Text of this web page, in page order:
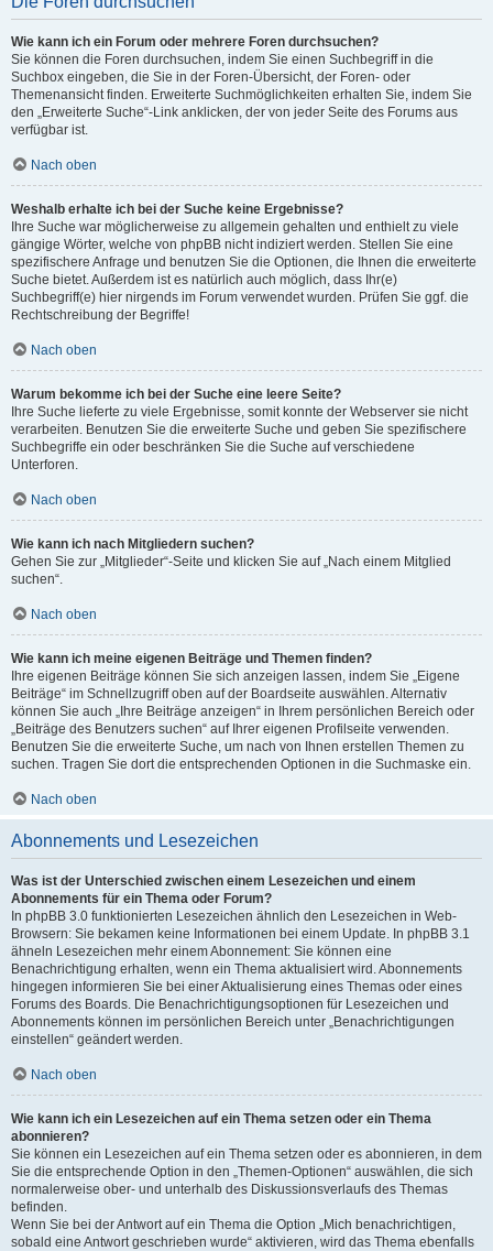
Wie kann ich ein Forum oder mehrere Foren durchsuchen?
Sie können die Foren durchsuchen, indem Sie einen Suchbegriff in die
Suchbox eingeben, die Sie in der Foren-Übersicht, der Foren- oder
Themenansicht finden. Erweiterte Suchmöglichkeiten erhalten Sie, indem Sie
den „Erweiterte Suche“-Link anklicken, der von jeder Seite des Forums aus
verfügbar ist.
Nach oben
Weshalb erhalte ich bei der Suche keine Ergebnisse?
Ihre Suche war möglicherweise zu allgemein gehalten und enthielt zu viele
gängige Wörter, welche von phpBB nicht indiziert werden. Stellen Sie eine
spezifischere Anfrage und benutzen Sie die Optionen, die Ihnen die erweiterte
Suche bietet. Außerdem ist es natürlich auch möglich, dass Ihr(e)
Suchbegriff(e) hier nirgends im Forum verwendet wurden. Prüfen Sie ggf. die
Rechtschreibung der Begriffe!
Nach oben
Warum bekomme ich bei der Suche eine leere Seite?
Ihre Suche lieferte zu viele Ergebnisse, somit konnte der Webserver sie nicht
verarbeiten. Benutzen Sie die erweiterte Suche und geben Sie spezifischere
Suchbegriffe ein oder beschränken Sie die Suche auf verschiedene
Unterforen.
Nach oben
Wie kann ich nach Mitgliedern suchen?
Gehen Sie zur „Mitglieder“-Seite und klicken Sie auf „Nach einem Mitglied
suchen“.
Nach oben
Wie kann ich meine eigenen Beiträge und Themen finden?
Ihre eigenen Beiträge können Sie sich anzeigen lassen, indem Sie „Eigene
Beiträge“ im Schnellzugriff oben auf der Boardseite auswählen. Alternativ
können Sie auch „Ihre Beiträge anzeigen“ in Ihrem persönlichen Bereich oder
„Beiträge des Benutzers suchen“ auf Ihrer eigenen Profilseite verwenden.
Benutzen Sie die erweiterte Suche, um nach von Ihnen erstellen Themen zu
suchen. Tragen Sie dort die entsprechenden Optionen in die Suchmaske ein.
Nach oben
Abonnements und Lesezeichen
Was ist der Unterschied zwischen einem Lesezeichen und einem
Abonnements für ein Thema oder Forum?
In phpBB 3.0 funktionierten Lesezeichen ähnlich den Lesezeichen in Web-
Browsern: Sie bekamen keine Informationen bei einem Update. In phpBB 3.1
ähneln Lesezeichen mehr einem Abonnement: Sie können eine
Benachrichtigung erhalten, wenn ein Thema aktualisiert wird. Abonnements
hingegen informieren Sie bei einer Aktualisierung eines Themas oder eines
Forums des Boards. Die Benachrichtigungsoptionen für Lesezeichen und
Abonnements können im persönlichen Bereich unter „Benachrichtigungen
einstellen“ geändert werden.
Nach oben
Wie kann ich ein Lesezeichen auf ein Thema setzen oder ein Thema
abonnieren?
Sie können ein Lesezeichen auf ein Thema setzen oder es abonnieren, in dem
Sie die entsprechende Option in den „Themen-Optionen“ auswählen, die sich
normalerweise ober- und unterhalb des Diskussionsverlaufs des Themas
befinden.
Wenn Sie bei der Antwort auf ein Thema die Option „Mich benachrichtigen,
sobald eine Antwort geschrieben wurde“ aktivieren, wird das Thema ebenfalls